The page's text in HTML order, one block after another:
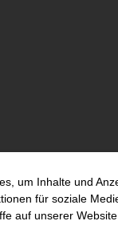
um Inhalte und
für soziale
auf unserer Website